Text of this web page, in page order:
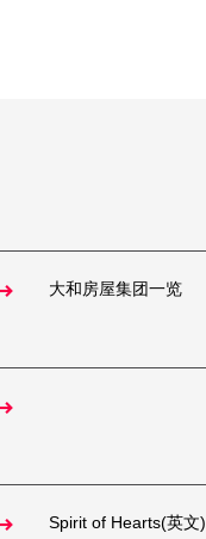
大和房屋集团一览
Spirit of Hearts(英文)